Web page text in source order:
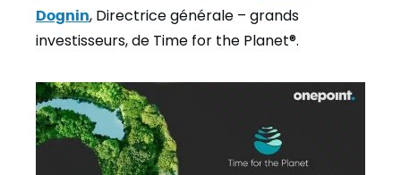
Dognin, Directrice générale – grands
investisseurs, de Time for the Planet®.